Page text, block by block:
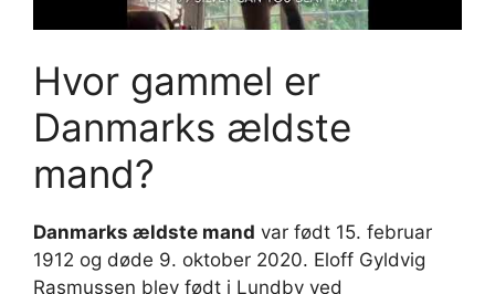
Hvor gammel er
Danmarks ældste
mand?
Danmarks ældste mand var født 15. februar
1912 og døde 9. oktober 2020. Eloff Gyldvig
Rasmussen blev født i Lundby ved